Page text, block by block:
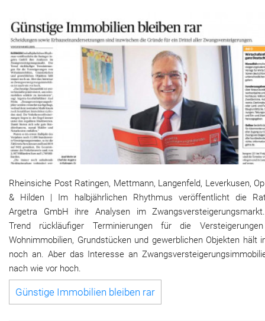
Rheinsiche Post Ratingen, Mettmann, Langenfeld, Leverkusen,
& Hilden | Im halbjährlichen Rhythmus veröffentlicht die
Argetra GmbH ihre Analysen im
Trend rückläufiger Terminierungen für die
Wohnimmobilien, Grundstücken und gewerblichen Objekten hält
noch an. Aber das Interesse an
nach wie vor hoch.
Günstige Immobilien bleiben rar